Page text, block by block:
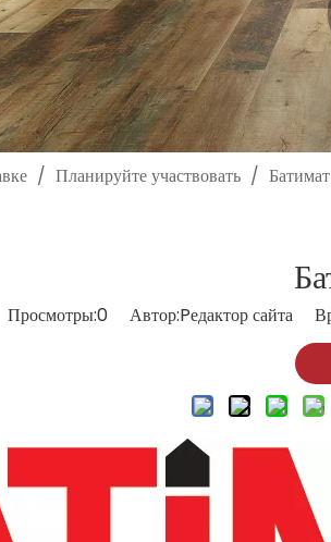
/ Планируйте участвовать /
Просмотры:0 Автор:Pедактор сайта